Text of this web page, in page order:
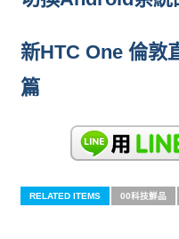
新HTC One 倫敦
篇
RELATED ITEMS 00科技鮮品